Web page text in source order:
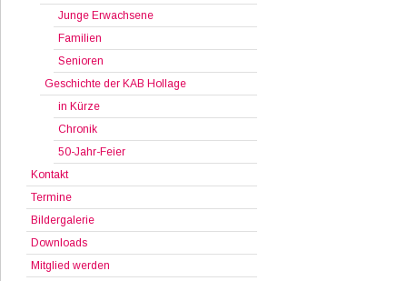
Junge Erwachsene
Familien
Senioren
Geschichte der KAB Hollage
in Kürze
Chronik
50-Jahr-Feier
Kontakt
Termine
Bildergalerie
Downloads
Mitglied werden